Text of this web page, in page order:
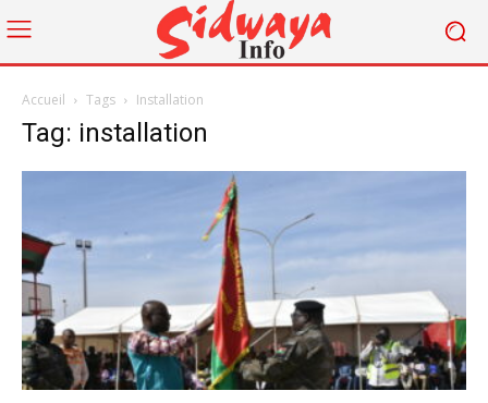
Accueil Tags Installation
Tag: installation